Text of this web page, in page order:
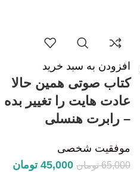
افزودن به سبد خرید
کتاب صوتی همین حالا
عادت هایت را تغییر بده
– رابرت هنسلی
موفقیت شخصی
65,000 تومان 45,000 تومان